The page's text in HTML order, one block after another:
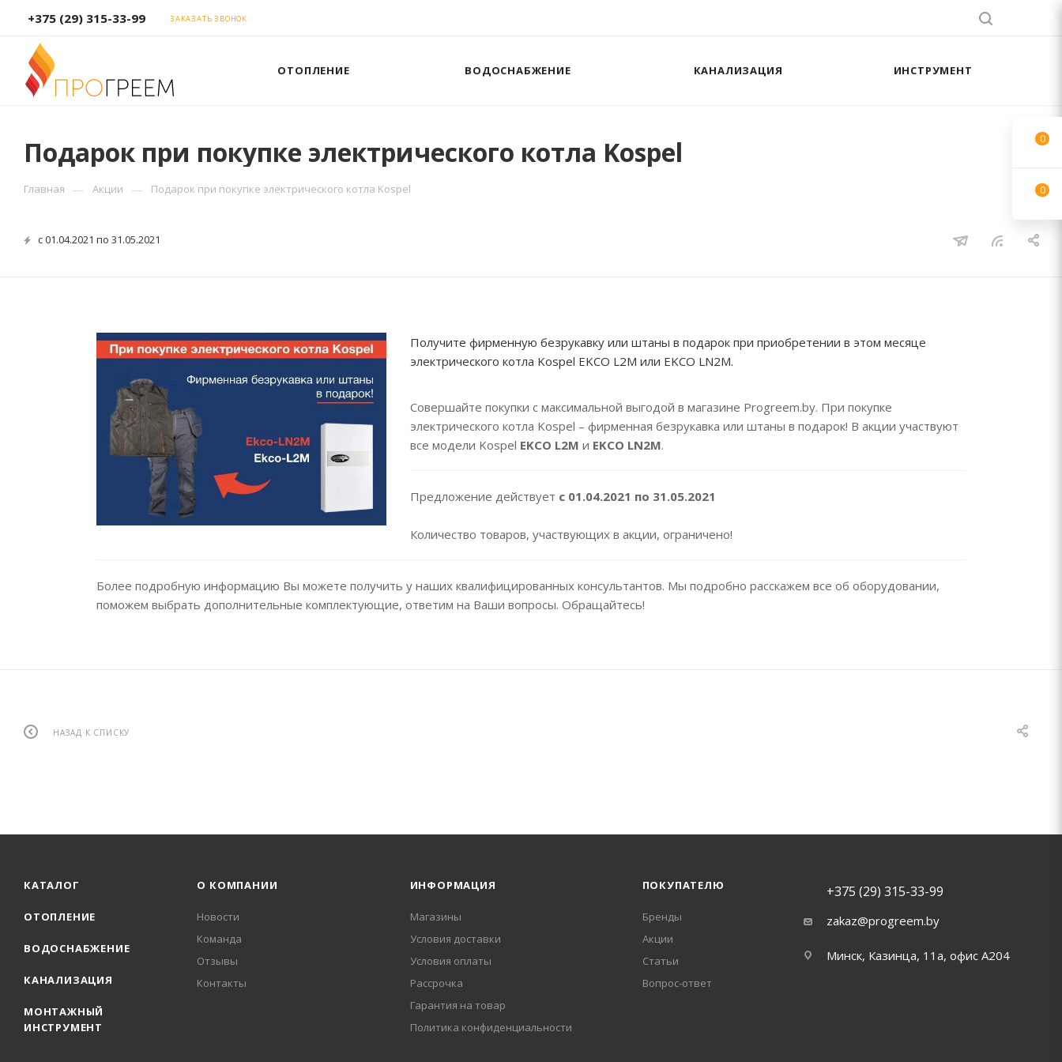
+375 (29) 315-33-99 ЗАКАЗАТЬ ЗВОНОК
ОТОПЛЕНИЕ ВОДОСНАБЖЕНИЕ КАНАЛИЗАЦИЯ ИНСТРУМЕНТ
Подарок при покупке электрического котла Kospel
Главная — Акции — Подарок при покупке электрического котла Kospel
с 01.04.2021 по 31.05.2021
Получите фирменную безрукавку или штаны в подарок при приобретении в этом месяце
электрического котла Kospel EKCO L2M или EKCO LN2M.
Совершайте покупки с максимальной выгодой в магазине Progreem.by. При покупке
электрического котла Kospel – фирменная безрукавка или штаны в подарок! В акции участвуют
все модели Kospel EKCO L2M и EKCO LN2M.
Предложение действует с 01.04.2021 по 31.05.2021
Количество товаров, участвующих в акции, ограничено!
Более подробную информацию Вы можете получить у наших квалифицированных консультантов. Мы подробно расскажем все об оборудовании,
поможем выбрать дополнительные комплектующие, ответим на Ваши вопросы. Обращайтесь!
НАЗАД К СПИСКУ
КАТАЛОГ
ОТОПЛЕНИЕ
ВОДОСНАБЖЕНИЕ
КАНАЛИЗАЦИЯ
МОНТАЖНЫЙ
ИНСТРУМЕНТ
О КОМПАНИИ
Новости
Команда
Отзывы
Контакты
ИНФОРМАЦИЯ
Магазины
Условия доставки
Условия оплаты
Рассрочка
Гарантия на товар
Политика конфиденциальности
ПОКУПАТЕЛЮ
Бренды
Акции
Статьи
Вопрос-ответ
+375 (29) 315-33-99
zakaz@progreem.by
Минск, Казинца, 11а, офис А204
0
0